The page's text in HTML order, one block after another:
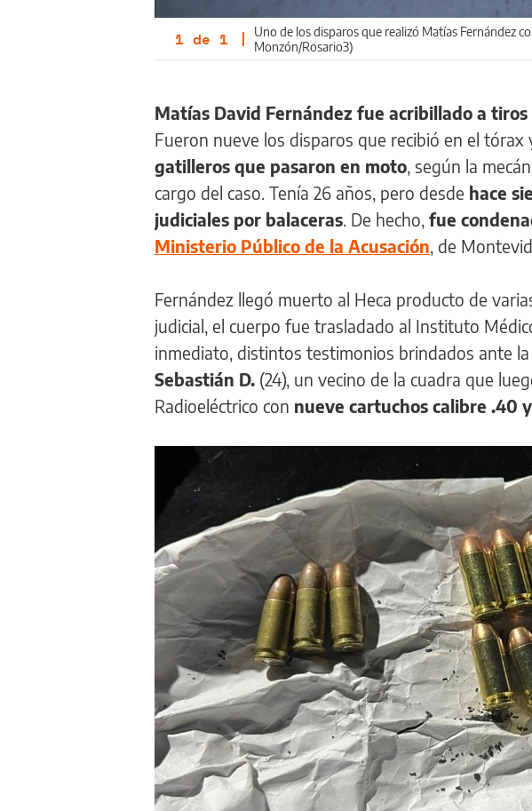
1 de 1 |
Uno de los disparos que realizó Matías Fernández
Monzón/Rosario3)
Matías David Fernández fue acribillado a tiros
Fueron nueve los disparos que recibió en el tórax
gatilleros que pasaron en moto, según la
cargo del caso. Tenía 26 años, pero desde hace
judiciales por balaceras. De hecho, fue
Ministerio Público de la Acusación, de
Fernández llegó muerto al Heca producto de
judicial, el cuerpo fue trasladado al Instituto
inmediato, distintos testimonios brindados ante
Sebastián D. (24), un vecino de la cuadra que
Radioeléctrico con nueve cartuchos calibre .40